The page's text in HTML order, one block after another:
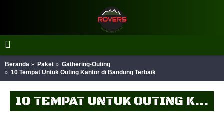
Beranda Paket
Gathering-Outing
10 Tempat Untuk Outing Kantor di Bandung Terbaik
10 TEMPAT UNTUK OUTING KANTOR DI BANDUNG TERBAIK